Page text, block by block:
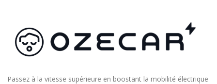
Passez à la vitesse supérieure en boostant la mobilité électrique